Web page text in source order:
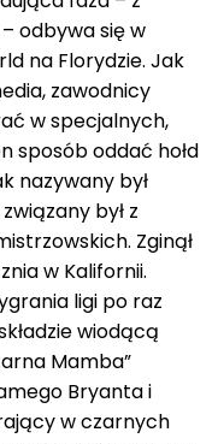
odbywa się w
na Florydzie. Jak
zawodnicy
w specjalnych,
sposób oddać hołd
nazywany był
był z
Zginął
w Kalifornii.
ligi po raz
wiodącą
Mamba”
Bryanta i
w czarnych